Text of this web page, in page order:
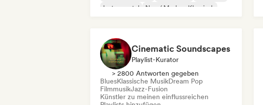
Instrumental
Neo / Modern Klassisch
Cinematic Soundscapes
Playlist-Kurator
> 2800 Antworten gegeben
BluesKlassische MusikDream Pop
FilmmusikJazz-Fusion
Künstler zu meinen einflussreichen